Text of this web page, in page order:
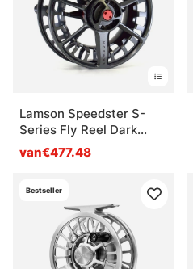
Lamson Speedster S-
Series Fly Reel Dark
Smoke
van€477.48
Bestseller